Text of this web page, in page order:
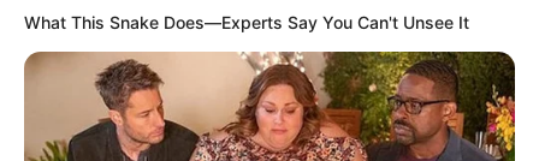
(2009), sebagai Collins Tuohy
(1999), sebagai Baby Ape (suara)
Serial
What This Snake Does—Experts Say You Can't Unsee It